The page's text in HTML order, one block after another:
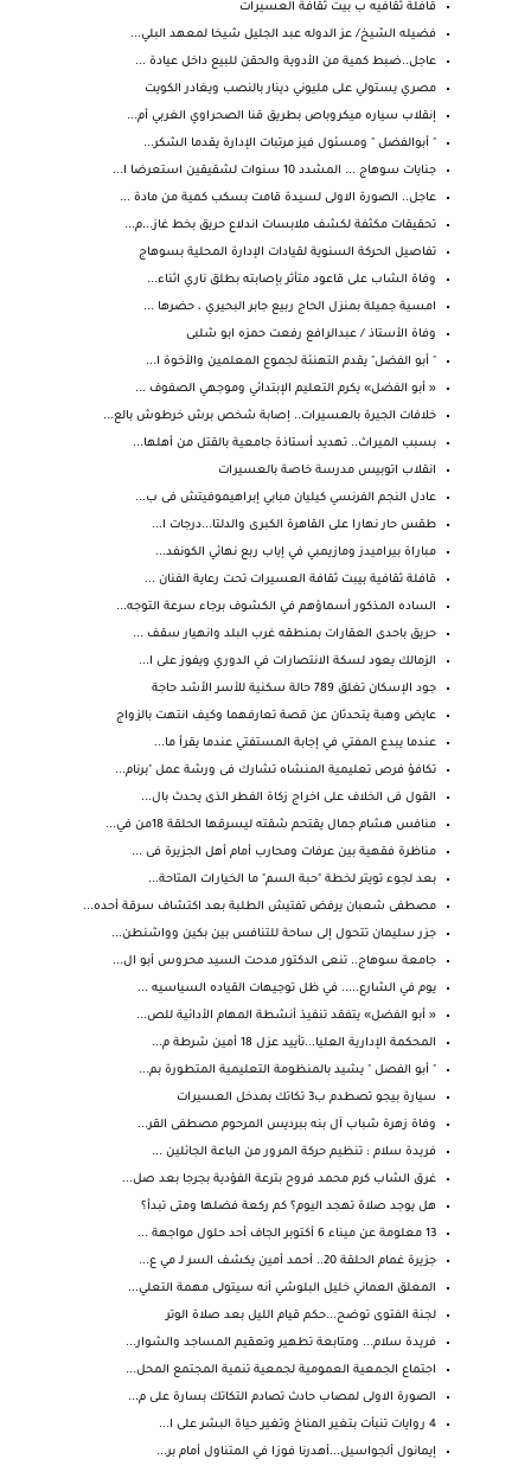
قافلة ثقافيه ب بيت ثقافة العسيرات
فضيله الشيخ/ عز الدوله عبد الجليل شيخا لمعهد البلي...
عاجل..ضبط كمية من الأدوية والحقن للبيع داخل عيادة ...
مصري يستولي على مليوني دينار بالنصب ويغادر الكويت
إنقلاب سياره ميكروباص بطريق قنا الصحراوي الغربي أم...
" أبوالفضل " ومسئول فيز مرتبات الإدارة يقدما الشكر...
جنايات سوهاج ... المشدد 10 سنوات لشقيقين استعرضا ا...
عاجل.. الصورة الاولى لسيدة قامت بسكب كمية من مادة ...
تحقيقات مكثفة لكشف ملابسات اندلاع حريق بخط غاز...م...
تفاصيل الحركة السنوية لقيادات الإدارة المحلية بسوهاج
وفاة الشاب على قاعود متأثر بإصابته بطلق ناري اثناء...
امسية جميلة بمنزل الحاج ربيع جابر البحيري ، حضرها ...
وفاة الأستاذ / عبدالرافع رفعت حمزه ابو شلبى
" أبو الفضل" يقدم التهنئة لجموع المعلمين والأخوة ا...
« أبو الفضل» يكرم التعليم الإبتدائي وموجهي الصفوف ...
خلافات الجيرة بالعسيرات.. إصابة شخص برش خرطوش بالع...
بسبب الميراث.. تهديد أستاذة جامعية بالقتل من أهلها...
انقلاب اتوبيس مدرسة خاصة بالعسيرات
عادل النجم الفرنسي كيليان مبابي إبراهيموفيتش فى ب...
طقس حار نهارا على القاهرة الكبرى والدلتا...درجات ا...
مباراة بيراميدز ومازيمبي في إياب ربع نهائي الكونفد...
قافلة ثقافية بيبت ثقافة العسيرات تحت رعاية الفنان ...
الساده المذكور أسماؤهم في الكشوف برجاء سرعة التوجه...
حريق باحدى العقارات بمنطقه غرب البلد وانهيار سقف ...
الزمالك يعود لسكة الانتصارات في الدوري ويفوز على ا...
جود الإسكان تغلق 789 حالة سكنية للأسر الأشد حاجة
عايض وهبة يتحدثان عن قصة تعارفهما وكيف انتهت بالزواج
عندما يبدع المفتي في إجابة المستفتي عندما يقرأ ما...
تكافؤ فرص تعليمية المنشاه تشارك فى ورشة عمل "برنام...
القول فى الخلاف على اخراج زكاة الفطر الذى يحدث بال...
منافس هشام جمال يقتحم شقته ليسرقها الحلقة 18من في...
مناظرة فقهية بين عرفات ومحارب أمام أهل الجزيرة فى ...
بعد لجوء تويتر لخطة "حبة السم" ما الخيارات المتاحة...
مصطفى شعبان يرفض تفتيش الطلبة بعد اكتشاف سرقة أحده...
جزر سليمان تتحول إلى ساحة للتنافس بين بكين وواشنطن...
جامعة سوهاج.. تنعى الدكتور مدحت السيد محروس أبو ال...
يوم في الشارع..... في ظل توجيهات القياده السياسيه ...
« أبو الفضل» يتفقد تنفيذ أنشطة المهام الأدائية للص...
المحكمة الإدارية العليا...تأييد عزل 18 أمين شرطة م...
" أبو الفصل " يشيد بالمنظومة التعليمية المتطورة بم...
سيارة بيجو تصطدم ب3 تكاتك بمدخل العسيرات
وفاة زهرة شباب آل بنه ببرديس المرحوم مصطفى القر...
فريدة سلام : تنظيم حركة المرور من الباعة الجائلين ...
غرق الشاب كرم محمد فروح بترعة الفؤدية بجرجا بعد صل...
هل يوجد صلاة تهجد اليوم؟ كم ركعة فضلها ومتى تبدأ؟
13 معلومة عن ميناء 6 أكتوبر الجاف أحد حلول مواجهة ...
جزيرة غمام الحلقة 20.. أحمد أمين يكشف السر لـ مي ع...
المعلق العماني خليل البلوشي أنه سيتولى مهمة التعلي...
لجنة الفتوى توضح...حكم قيام الليل بعد صلاة الوتر
فريدة سلام... ومتابعة تطهير وتعقيم المساجد والشوار...
اجتماع الجمعية العمومية لجمعية تنمية المجتمع المحل...
الصورة الاولى لمصاب حادث تصادم التكاتك بسارة على م...
4 روايات تنبأت بتغير المناخ وتغير حياة البشر على ا...
إيمانول ألجواسيل...أهدرنا فوزا في المتناول أمام بر...